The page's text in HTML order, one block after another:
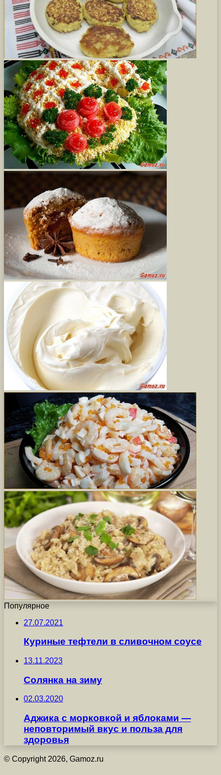
Популярное
27.07.2021
Куриные тефтели в сливочном соусе
13.11.2023
Солянка на зиму
02.03.2020
Аджика с морковкой и яблоками —
неповторимый вкус и польза для
здоровья
© Copyright 2026, Gamoz.ru